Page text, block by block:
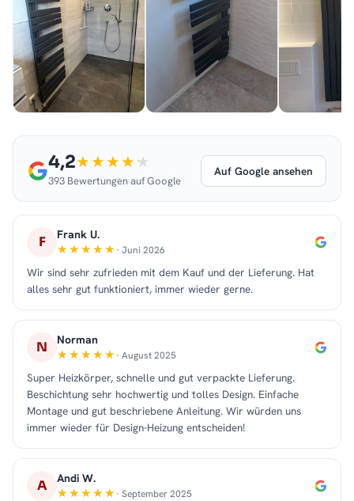
4,2
393 Bewertungen auf Google
Auf Google ansehen
F Frank U.
· Juni 2026
Wir sind sehr zufrieden mit dem Kauf und der Lieferung. Hat
alles sehr gut funktioniert, immer wieder gerne.
N Norman
· August 2025
Super Heizkörper, schnelle und gut verpackte Lieferung.
Beschichtung sehr hochwertig und tolles Design. Einfache
Montage und gut beschriebene Anleitung. Wir würden uns
immer wieder für Design-Heizung entscheiden!
A Andi W.
· September 2025